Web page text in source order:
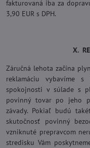
fakturovaná iba za
3,90 EUR s DPH.
X.
Záručná lehota začína
reklamáciu vybavíme
spokojnosti v súlade s
povinný tovar po jeho
závady. Pokiaľ budú
skutočnosť povinný
vzniknuté prepravcom
stredisku Vám